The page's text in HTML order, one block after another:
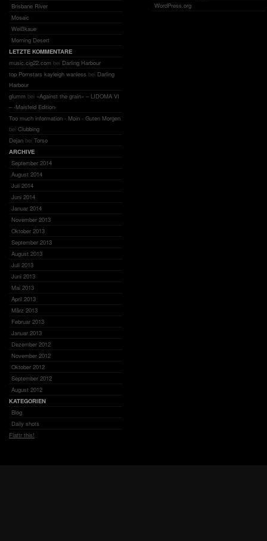
Brisbane River
Mosaic
Weißkaue
Morning Desert
LETZTE KOMMENTARE
music.cig22.com bei Darling Harbour
top Pornstars kayleigh wanless bei Darling
Harbour
glumm bei «Against the grain» – LIDOMA VI
– ‹Maisfeld Edition›
Too much information - Moin - Guten Morgen
bei Clubbing
Dejan bei Torso
ARCHIVE
September 2014
August 2014
Juli 2014
Juni 2014
Januar 2014
November 2013
Oktober 2013
September 2013
August 2013
Juli 2013
Juni 2013
Mai 2013
April 2013
März 2013
Februar 2013
Januar 2013
Dezember 2012
November 2012
Oktober 2012
September 2012
August 2012
KATEGORIEN
Blog
Daily shots
Flattr this!
WordPress.org